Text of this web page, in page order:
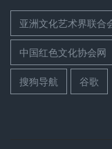
亚洲文化艺术界联合
中国红色文化协会网
搜狗导航 谷歌